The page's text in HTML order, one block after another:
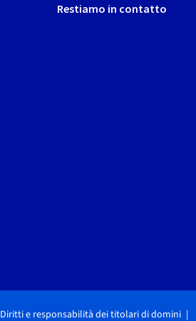
Restiamo in contatto
Diritti e responsabilità dei titolari di domini